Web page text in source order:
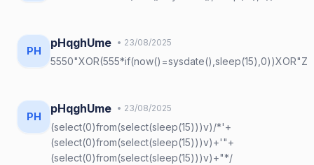
PH
pHqghUme • 23/08/2025
5550"XOR(555*if(now()=sysdate(),sleep(15),0))XOR"Z
PH
pHqghUme • 23/08/2025
(select(0)from(select(sleep(15)))v)/*'+
(select(0)from(select(sleep(15)))v)+'"+
(select(0)from(select(sleep(15)))v)+"*/